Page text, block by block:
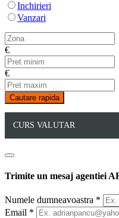
Inchirieri
Vanzari
€
€
CURS VALUTAR
Trimite un mesaj agentiei
Numele dumneavoastra *
Email *